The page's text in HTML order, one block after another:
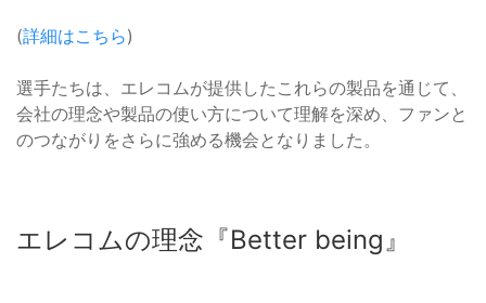
(詳細はこちら)
選手たちは、エレコムが提供したこれらの製品を通じて、
会社の理念や製品の使い方について理解を深め、ファンと
のつながりをさらに強める機会となりました。
エレコムの理念『Better being』